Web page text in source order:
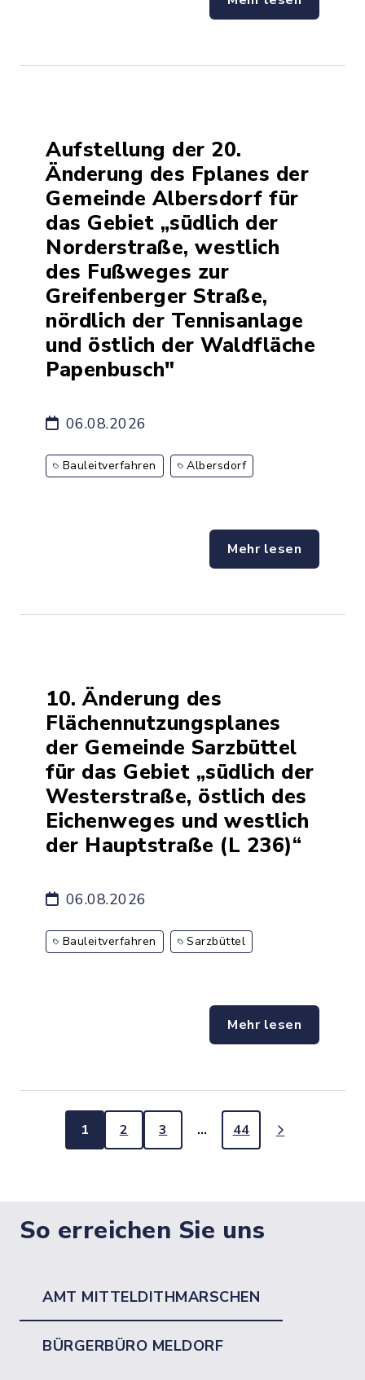
Aufstellung der 20.
Änderung des Fplanes der
Gemeinde Albersdorf für
das Gebiet „südlich der
Norderstraße, westlich
des Fußweges zur
Greifenberger Straße,
nördlich der Tennisanlage
und östlich der Waldfläche
Papenbusch"
06.08.2026
Bauleitverfahren Albersdorf
Mehr lesen
10. Änderung des
Flächennutzungsplanes
der Gemeinde Sarzbüttel
für das Gebiet „südlich der
Westerstraße, östlich des
Eichenweges und westlich
der Hauptstraße (L 236)“
06.08.2026
Bauleitverfahren Sarzbüttel
Mehr lesen
1 2 3 … 44
So erreichen Sie uns
AMT MITTELDITHMARSCHEN
BÜRGERBÜRO MELDORF